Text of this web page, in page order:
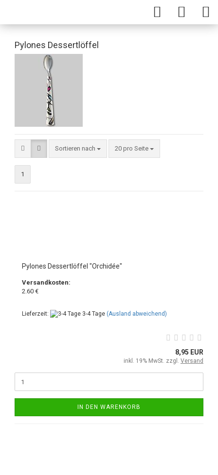
Pylones Dessertlöffel
Sortieren nach 20 pro Seite
1
Pylones Dessertlöffel "Orchidée"
Versandkosten:
2.60 €
Lieferzeit: 3-4 Tage (Ausland abweichend)
8,95 EUR
inkl. 19% MwSt. zzgl. Versand
IN DEN WARENKORB